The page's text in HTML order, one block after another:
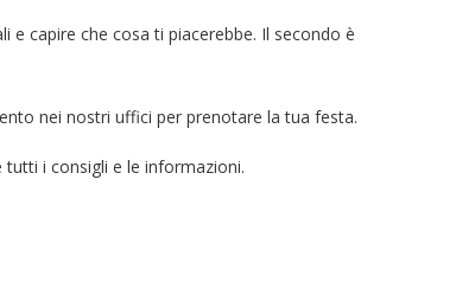
e capire che cosa ti piacerebbe. Il secondo è
nei nostri uffici per prenotare la tua festa.
i consigli e le informazioni.